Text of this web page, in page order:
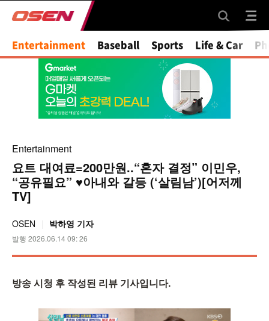
Entertainment Baseball Sports Life & Car
Entertainment
요트 대여료=200만원..“혼자 결정” 이민우,
“공유필요” ♥아내와 갈등 (‘살림남’)[어저께
TV]
OSEN 박하영 기자
발행 2026.06.14 09: 26
방송 시청 후 작성된 리뷰 기사입니다.